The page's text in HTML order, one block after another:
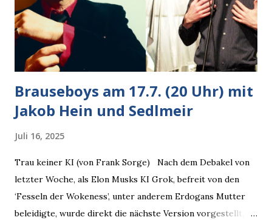
Heute ging sie leer aus, Abspann, Ende. Die Brauseboys am
Donnerstag, 4.6. (20 Uhr) Mit Mareike Barmeyer , Jobinski
und Bjarne Haus der Sinne (Ystader St...
Brauseboys am 17.7. (20 Uhr) mit
Jakob Hein und Sedlmeir
Juli 16, 2025
Trau keiner KI (von Frank Sorge) Nach dem Debakel von
letzter Woche, als Elon Musks KI Grok, befreit von den
‘Fesseln der Wokeness’, unter anderem Erdogans Mutter
beleidigte, wurde direkt die nächste Version vorgestellt,